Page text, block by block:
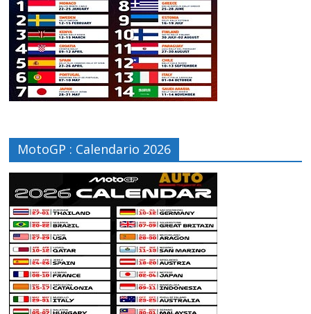
MotoGP : Calendario 2026